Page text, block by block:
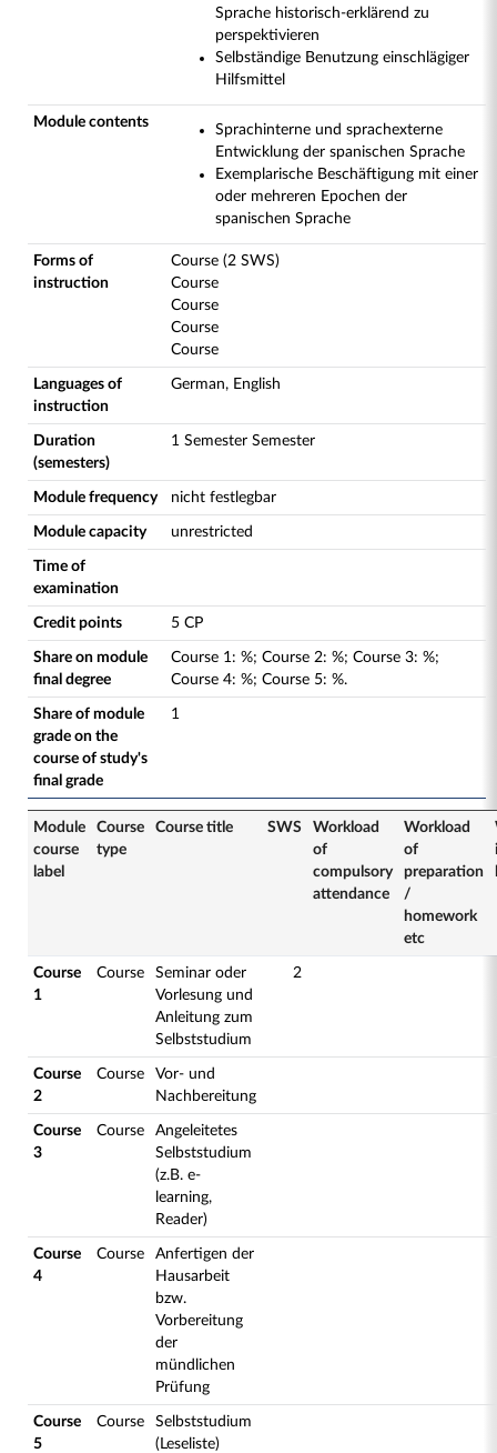
Sprache historisch-erklärend zu
perspektivieren
Selbständige Benutzung einschlägiger
Hilfsmittel
Module contents
Sprachinterne und sprachexterne
Entwicklung der spanischen Sprache
Exemplarische Beschäftigung mit einer
oder mehreren Epochen der
spanischen Sprache
Forms of
instruction
Course (2 SWS)
Course
Course
Course
Course
Languages of
instruction
German, English
Duration
(semesters)
1 Semester Semester
Module frequency nicht festlegbar
Module capacity unrestricted
Time of
examination
Credit points 5 CP
Share on module
final degree
Course 1: %; Course 2: %; Course 3: %;
Course 4: %; Course 5: %.
Share of module
grade on the
course of study's
final grade
1
Module
course
label
Course
type
Course title SWS
Workload
of
compulsory
attendance
Workload
of
preparation
/
homework
etc
Course
1
Course
Seminar oder
Vorlesung und
Anleitung zum
Selbststudium
2
Course
2
Course
Vor- und
Nachbereitung
Course
3
Course
Angeleitetes
Selbststudium
(z.B. e-
learning,
Reader)
Course
4
Course
Anfertigen der
Hausarbeit
bzw.
Vorbereitung
der
mündlichen
Prüfung
Course
5
Course
Selbststudium
(Leseliste)